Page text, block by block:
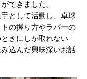
できました。
として活動し、卓球
の握り方やラバーの
きにしか取れない
み込んだ興味深いお話